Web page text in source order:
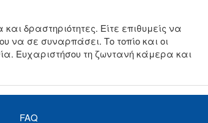
δραστηριότητες. Είτε επιθυμείς να
να σε συναρπάσει. Το τοπίο και οι
Ευχαριστήσου τη ζωντανή κάμερα και
FAQ